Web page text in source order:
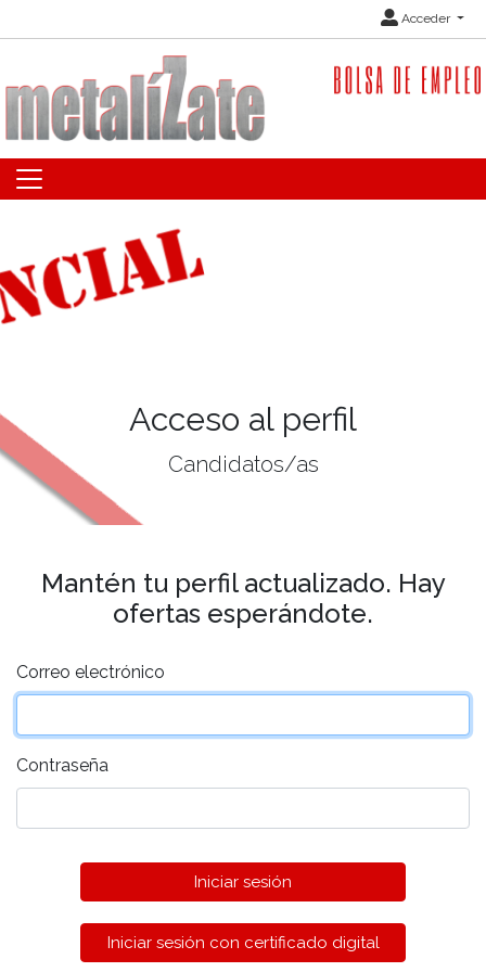
Acceder
Acceso al perfil
Candidatos/as
Mantén tu perfil actualizado. Hay
ofertas esperándote.
Correo electrónico
Contraseña